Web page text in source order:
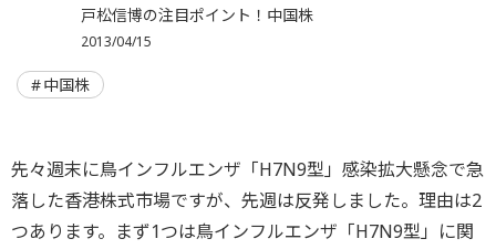
戸松信博の注目ポイント！中国株
2013/04/15
中国株
先々週末に鳥インフルエンザ「H7N9型」感染拡大懸念で急
落した香港株式市場ですが、先週は反発しました。理由は2
つあります。まず1つは鳥インフルエンザ「H7N9型」に関